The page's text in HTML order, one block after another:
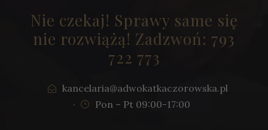
Nie czekaj! Sprawy same się
nie rozwiążą! Zadzwoń: 793
722 773
kancelaria@adwokatkaczorowska.pl
·
Pon – Pt 09:00-17:00